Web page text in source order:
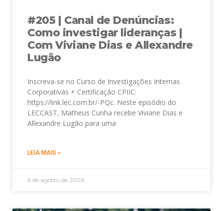
#205 | Canal de Denúncias:
Como investigar lideranças |
Com Viviane Dias e Allexandre
Lugão
Inscreva-se no Curso de Investigações Internas
Corporativas + Certificação CPIIC:
https://link.lec.com.br/-PQc. Neste episódio do
LECCAST, Matheus Cunha recebe Viviane Dias e
Allexandre Lugão para uma
LEIA MAIS »
6 de agosto de 2026